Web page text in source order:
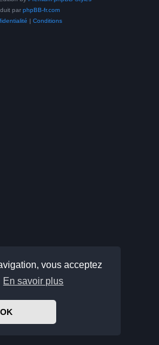
vous acceptez
En savoir plus
OK
par phpBB-fr.com
| Conditions